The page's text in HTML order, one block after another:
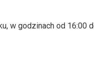
w godzinach od 16:00